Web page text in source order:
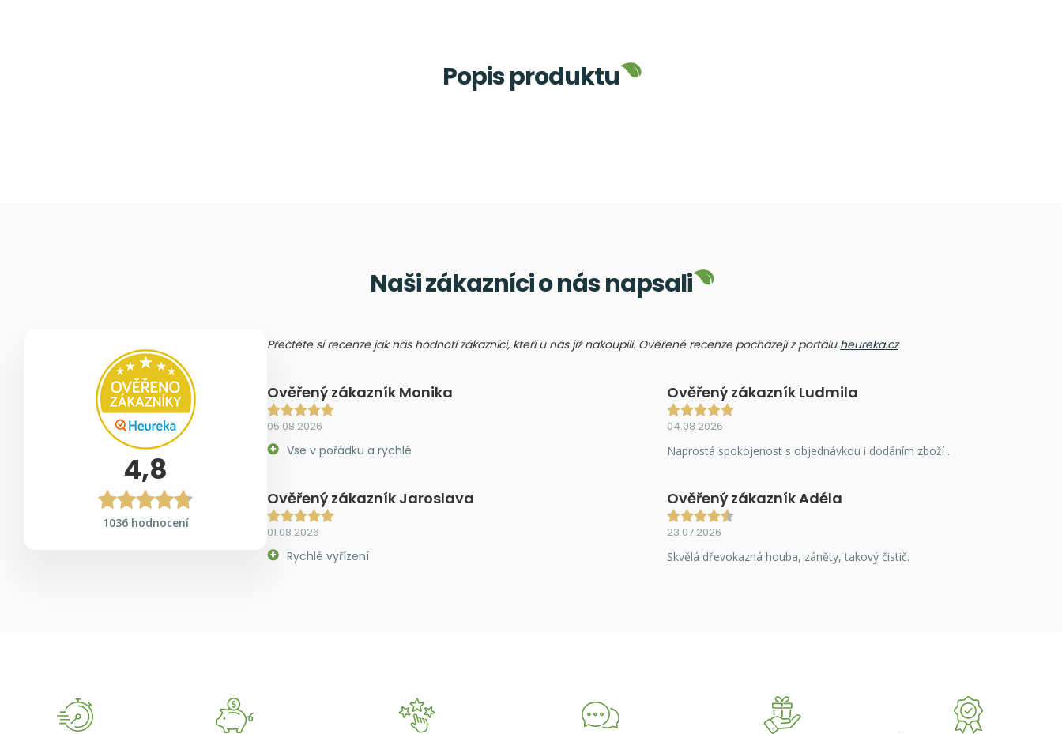
Popis produktu
Naši zákazníci o nás napsali
4,8
1036 hodnocení
Přečtěte si recenze jak nás hodnotí zákazníci, kteří u nás již nakoupili. Ověřené recenze pocházejí z portálu heureka.cz
Ověřený zákazník Monika
05.08.2026
Vse v pořádku a rychlé
Ověřený zákazník Ludmila
04.08.2026
Naprostá spokojenost s objednávkou i dodáním zboží .
Ověřený zákazník Jaroslava
01.08.2026
Rychlé vyřízení
Ověřený zákazník Adéla
23.07.2026
Skvělá dřevokazná houba, záněty, takový čistič.